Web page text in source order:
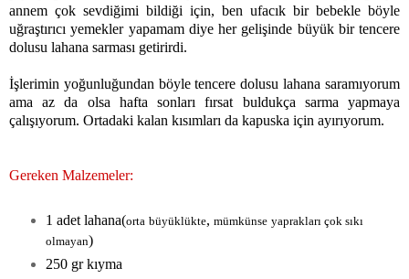
annem çok sevdiğimi bildiği için, ben ufacık bir bebekle böyle
uğraştırıcı yemekler yapamam diye her gelişinde büyük bir tencere
dolusu lahana sarması getirirdi.
İşlerimin yoğunluğundan böyle tencere dolusu lahana saramıyorum
ama az da olsa hafta sonları fırsat buldukça sarma yapmaya
çalışıyorum. Ortadaki kalan kısımları da kapuska için ayırıyorum.
Gereken Malzemeler:
1 adet lahana(orta büyüklükte,mümkünse yaprakları çok sıkı
olmayan)
250 gr kıyma